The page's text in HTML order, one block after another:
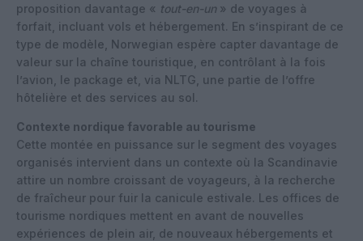
proposition davantage « tout-en-un » de voyages à
forfait, incluant vols et hébergement. En s’inspirant de ce
type de modèle, Norwegian espère capter davantage de
valeur sur la chaîne touristique, en contrôlant à la fois
l’avion, le package et, via NLTG, une partie de l’offre
hôtelière et des services au sol.
Contexte nordique favorable au tourisme
Cette montée en puissance sur le segment des voyages
organisés intervient dans un contexte où la Scandinavie
attire un nombre croissant de voyageurs, à la recherche
de fraîcheur pour fuir la canicule estivale. Les offices de
tourisme nordiques mettent en avant de nouvelles
expériences de plein air, de nouveaux hébergements et